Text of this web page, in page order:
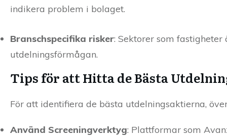
indikera problem i bolaget.
Branschspecifika risker: Sektorer som
utdelningsförmågan.
Tips för att Hitta de Bästa
För att identifiera de bästa utdelningsaktierna,
Använd Screeningverktyg: Plattformar som